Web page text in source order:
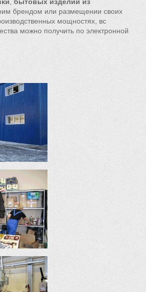
брендом или размещении своих
ых мощностях, вс
можно получить по электронной